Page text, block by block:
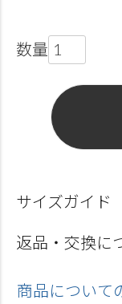
サイズガイド
返品・交換に
商品について